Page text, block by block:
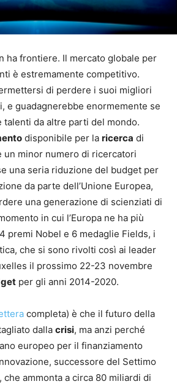
ha frontiere. Il mercato globale per
è estremamente competitivo.
di perdere i suoi migliori
e guadagnerebbe enormemente se
talenti da altre parti del mondo.
disponibile per la ricerca di
un minor numero di ricercatori
una seria riduzione del budget per
da parte dell’Unione Europea,
una generazione di scienziati di
in cui l’Europa ne ha più
premi Nobel e 6 medaglie Fields, i
che si sono rivolti così ai leader
il prossimo 22-23 novembre
per gli anni 2014-2020.
completa) è che il futuro della
dalla crisi, ma anzi perché
europeo per il finanziamento
successore del Settimo
che ammonta a circa 80 miliardi di